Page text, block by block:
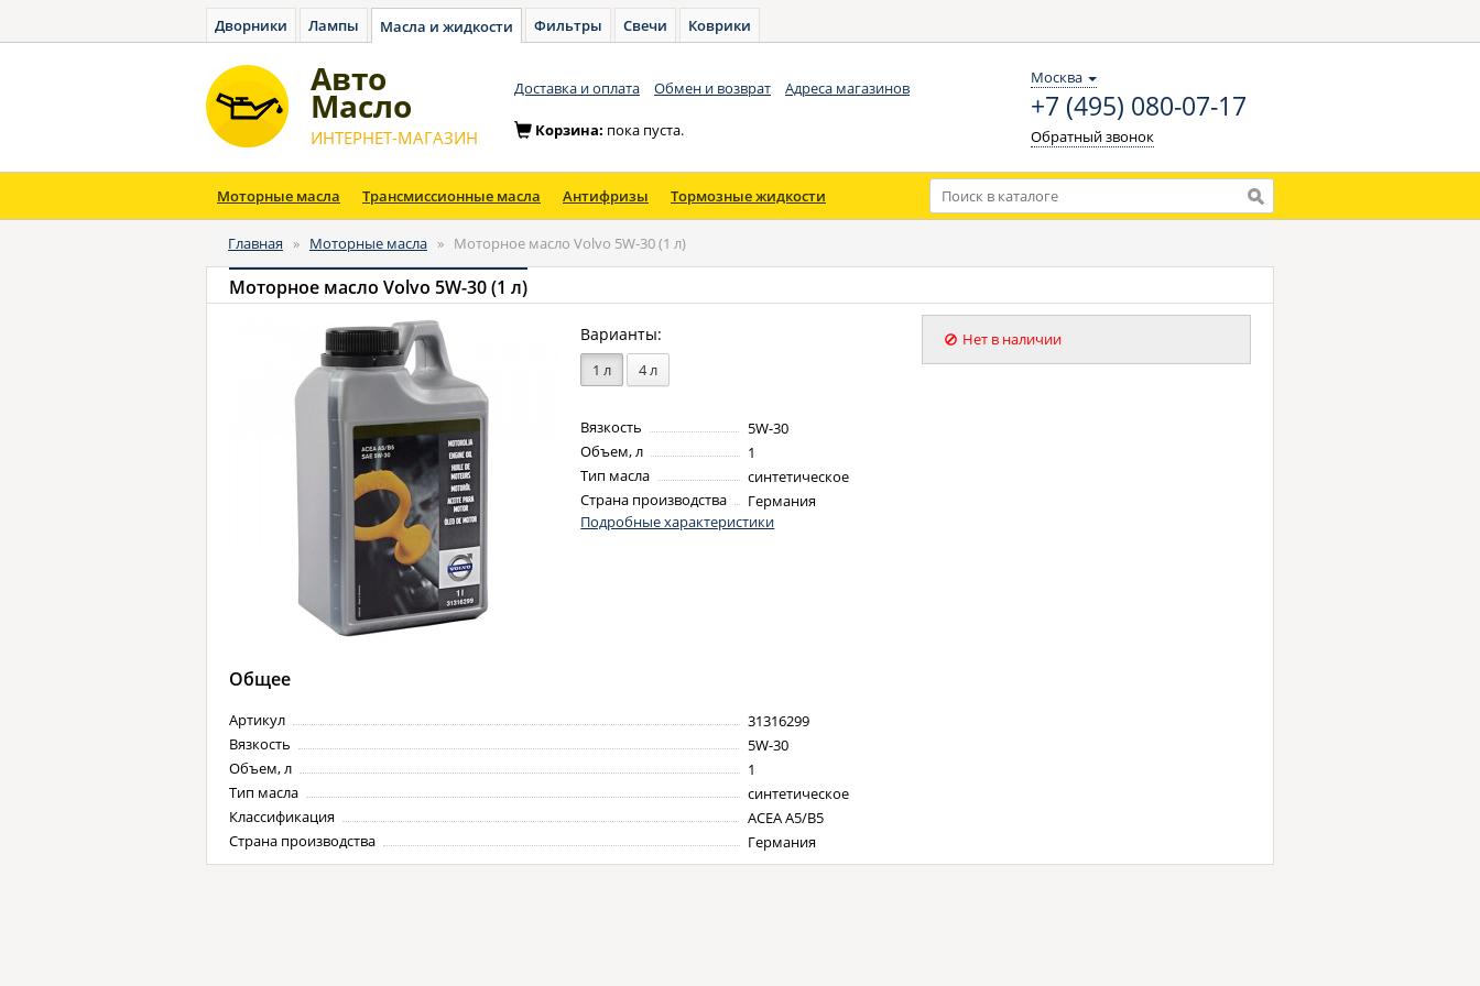
Дворники Лампы Масла и жидкости Фильтры Свечи Коврики
Авто
Масло
ИНТЕРНЕТ-МАГАЗИН
Доставка и оплата Обмен и возврат Адреса магазинов
Москва
+7 (495) 080-07-17
Обратный звонок
Корзина: пока пуста.
Моторные масла Трансмиссионные масла Антифризы Тормозные жидкости
Главная » Моторные масла » Моторное масло Volvo 5W-30 (1 л)
Моторное масло Volvo 5W-30 (1 л)
Варианты:
1 л 4 л
Вязкость
5W-30
Объем, л
1
Тип масла
синтетическое
Страна производства
Германия
Подробные характеристики
Нет в наличии
Общее
Артикул
31316299
Вязкость
5W-30
Объем, л
1
Тип масла
синтетическое
Классификация
ACEA A5/B5
Страна производства
Германия